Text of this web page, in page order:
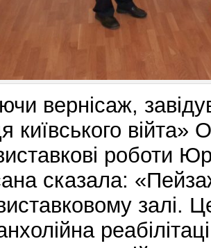
вернісаж,
київського війта»
роботи
сказала:
залі.